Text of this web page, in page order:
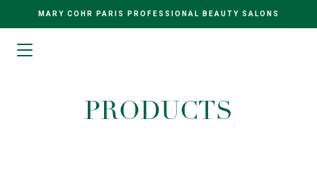
MARY COHR PARIS PROFESSIONAL BEAUTY SALONS
PRODUCTS